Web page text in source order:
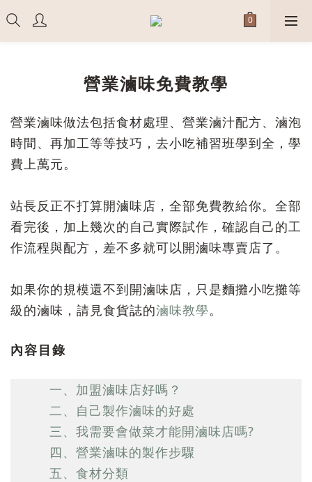
營業滷味免費教學
營業滷味做法包括食材處理、營業滷汁配方、 滷泡
時間、再加工等等技巧， 去小吃補習班學到全， 學
費上萬元。
站長反正不打算開滷味店，全部免費教給你。 全部
看完後，加上幾次的自己實際試作， 確認自己的工
作流程與配方， 差不多就可以開滷味專賣店了。
如果你的規模還不到開滷味店，只是麵攤小吃攤等
級的滷味，請見食貨誌的滷味教學。
內容目錄
一、加盟滷味店好嗎？
二、自己製作滷味的好處
三、我需要會做菜才能開滷味店嗎?
四、營業滷味的製作步驟
五、食材分類